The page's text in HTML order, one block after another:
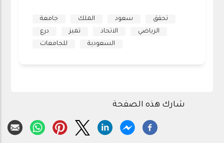
جامعة الملك سعود
تحقق
درع
تميز الاتحاد
الرياضي
للجامعات
السعودية
شارك هذه الصفحة